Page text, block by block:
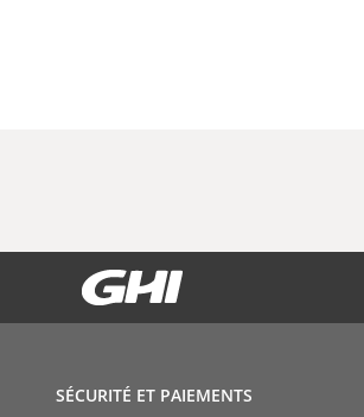
SÉCURITÉ ET PAIEMENTS